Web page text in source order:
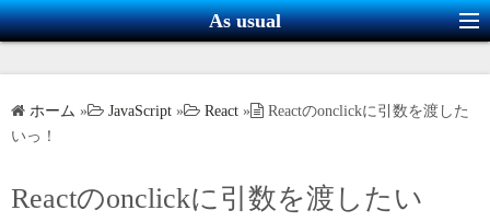
コ
ン
キ
As usual
ホーム » JavaScript » React »
Reactのonclickに引数を渡した
いっ！
Reactのonclickに引数を渡したい